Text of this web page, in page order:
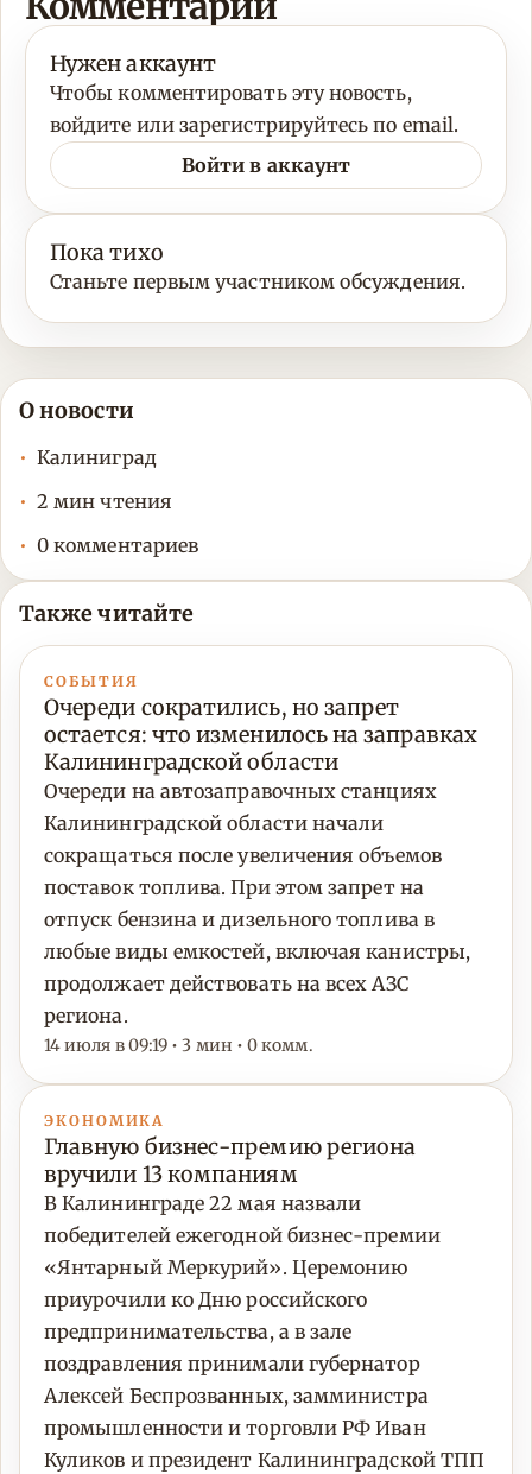
Нужен аккаунт
Чтобы комментировать эту новость,
войдите или зарегистрируйтесь по email.
Войти в аккаунт
Пока тихо
Станьте первым участником обсуждения.
О новости
Калиниград
2 мин чтения
0 комментариев
Также читайте
СОБЫТИЯ
Очереди сократились, но запрет
остается: что изменилось на заправках
Калининградской области
Очереди на автозаправочных станциях
Калининградской области начали
сокращаться после увеличения объемов
поставок топлива. При этом запрет на
отпуск бензина и дизельного топлива в
любые виды емкостей, включая канистры,
продолжает действовать на всех АЗС
региона.
14 июля в 09:19 • 3 мин • 0 комм.
ЭКОНОМИКА
Главную бизнес-премию региона
вручили 13 компаниям
В Калининграде 22 мая назвали
победителей ежегодной бизнес-премии
«Янтарный Меркурий». Церемонию
приурочили ко Дню российского
предпринимательства, а в зале
поздравления принимали губернатор
Алексей Беспрозванных, замминистра
промышленности и торговли РФ Иван
Куликов и президент Калининградской ТПП